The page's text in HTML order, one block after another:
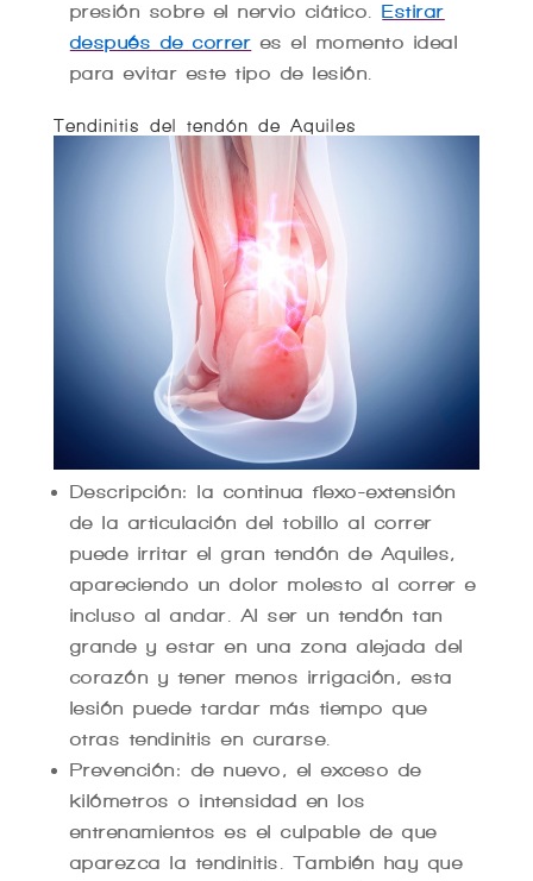
presión sobre el nervio ciático.Estirar
después de correr es el momento ideal
para evitar este tipo de lesión.
Tendinitis del tendón de Aquiles
Descripción: la continua flexo-extensión
de la articulación del tobillo al correr
puede irritar el gran tendón de Aquiles,
apareciendo un dolor molesto al correr e
incluso al andar. Al ser un tendón tan
grande y estar en una zona alejada del
corazón y tener menos irrigación, esta
lesión puede tardar más tiempo que
otras tendinitis en curarse.
Prevención: de nuevo, el exceso de
kilómetros o intensidad en los
entrenamientos es el culpable de que
aparezca la tendinitis. También hay que